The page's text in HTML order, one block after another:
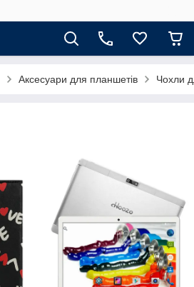
Аксесуари для планшетів Чохли